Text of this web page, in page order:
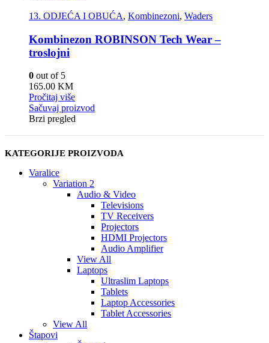
13. ODJEĆA I OBUĆA, Kombinezoni, Waders
Kombinezon ROBINSON Tech Wear –
troslojni
0 out of 5
165.00 KM
Pročitaj više
Sačuvaj proizvod
Brzi pregled
KATEGORIJE PROIZVODA
Varalice
Variation 2
Audio & Video
Televisions
TV Receivers
Projectors
HDMI Projectors
Audio Amplifier
View All
Laptops
Ultraslim Laptops
Tablets
Laptop Accessories
Tablet Accessories
View All
Štapovi